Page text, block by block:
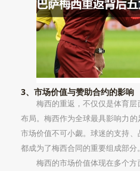
3、市场价值与赞助合约的影响
梅西的重返，不仅仅是体育
布局。梅西作为全球最具影响力
市场价值不可小觑。球迷的支持
都成为了梅西合同的重要组成部分。
梅西的市场价值体现在多个